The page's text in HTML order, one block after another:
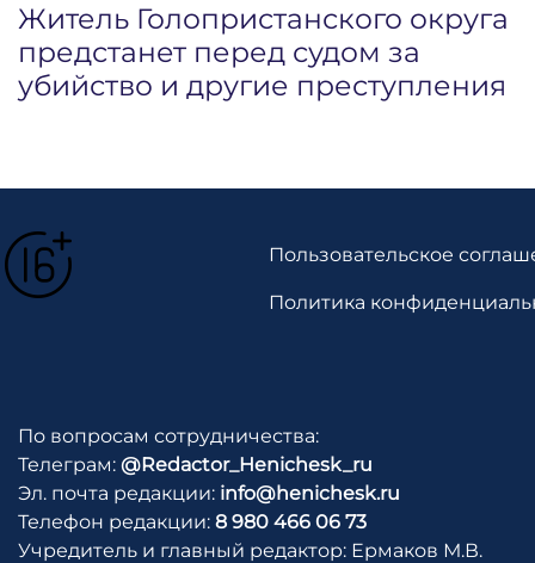
Житель Голопристанского округа
предстанет перед судом за
убийство и другие преступления
Пользовательское
Политика
По вопросам сотрудничества:
Телеграм: @Redactor_Henichesk_ru
Эл. почта редакции: info@henichesk.ru
Телефон редакции: 8 980 466 06 73
Учредитель и главный редактор: Ермаков М.В.